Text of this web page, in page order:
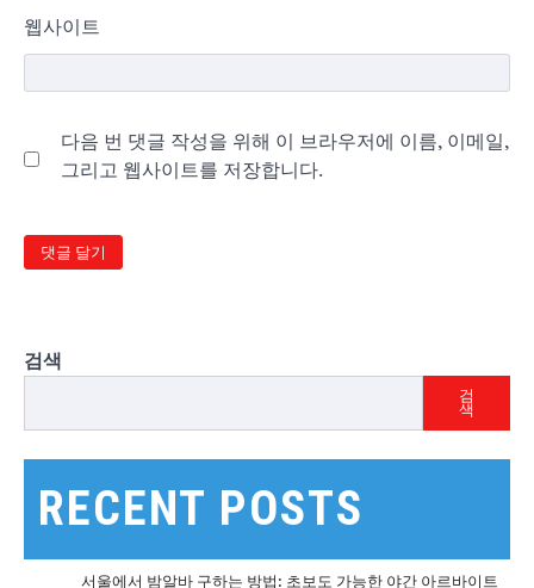
웹사이트
다음 번 댓글 작성을 위해 이 브라우저에 이름, 이메일,
그리고 웹사이트를 저장합니다.
검색
검
색
RECENT POSTS
서울에서 밤알바 구하는 방법: 초보도 가능한 야간 아르바이트